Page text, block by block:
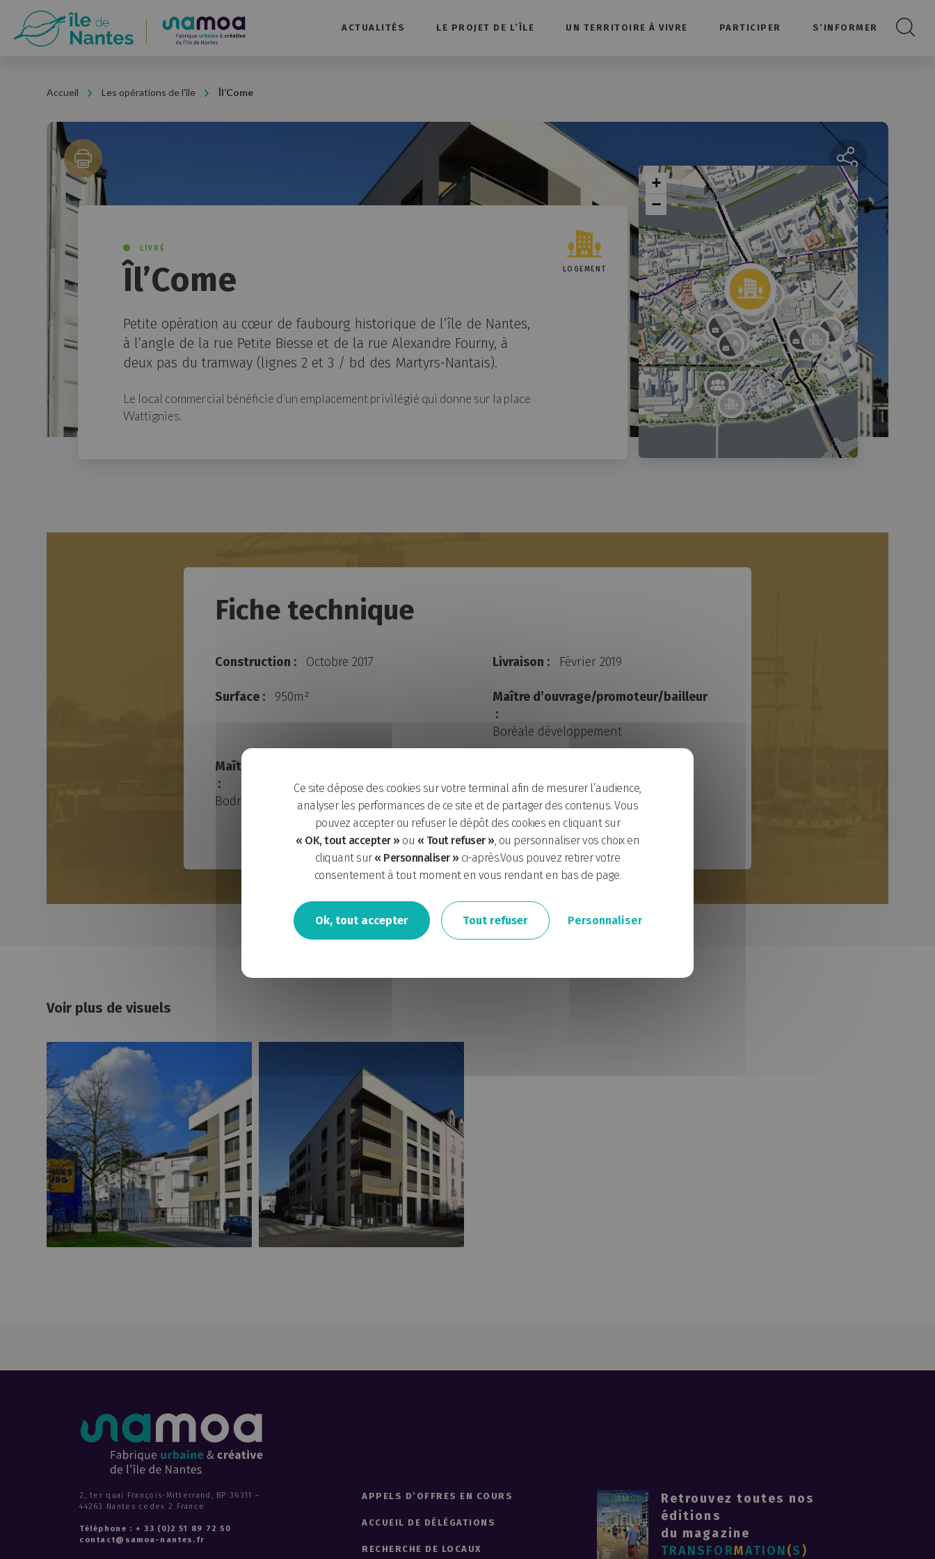
ACTUALITÉS LE PROJET DE L’ÎLE UN TERRITOIRE À VIVRE PARTICIPER
S’INFORMER
Accueil Les opérations de l'île Îl’Come
Partager la page
LOGEMENT
LIVRÉ
Îl’Come
Petite opération au cœur de faubourg historique de l’île de Nantes,
à l’angle de la rue Petite Biesse et de la rue Alexandre Fourny, à
deux pas du tramway (lignes 2 et 3 / bd des Martyrs-Nantais).
Le local commercial bénéficie d’un emplacement privilégié qui donne sur la place
Wattignies.
+
−
Origami
Louis Marin
Fiche technique
Construction : Octobre 2017 Livraison : Février 2019
Surface : 950m²
Maître d’ouvrage/promoteur/bailleur
:
Boréale développement
Maître d’œuvre/architecte/paysagiste
:
Bodreau architectes
Rue Petite Biesse
Voir plus de visuels
2, ter quai François-Mitterrand, BP 36311 –
44263 Nantes cedex 2 France
Téléphone : + 33 (0)2 51 89 72 50
contact@samoa-nantes.fr
APPELS D’OFFRES EN COURS
ACCUEIL DE DÉLÉGATIONS
RECHERCHE DE LOCAUX
Retrouvez toutes nos
éditions
du magazine
TRANSFORMATION(S )
Panneau de gestion des cookies
Ce site dépose des cookies sur votre terminal afin de mesurer l’audience,
analyser les performances de ce site et de partager des contenus. Vous
pouvez accepter ou refuser le dépôt des cookies en cliquant sur
« OK, tout accepter » ou « Tout refuser » , ou personnaliser vos choix en
cliquant sur « Personnaliser » ci-après.Vous pouvez retirer votre
consentement à tout moment en vous rendant en bas de page.
Ok, tout accepter Tout refuser Personnaliser